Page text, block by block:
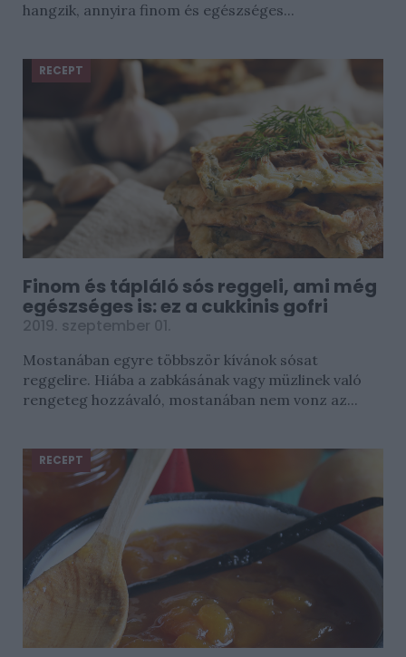
hangzik, annyira finom és egészséges...
RECEPT
Finom és tápláló sós reggeli, ami még
egészséges is: ez a cukkinis gofri
2019. szeptember 01.
Mostanában egyre többször kívánok sósat
reggelire. Hiába a zabkásának vagy müzlinek való
rengeteg hozzávaló, mostanában nem vonz az...
RECEPT